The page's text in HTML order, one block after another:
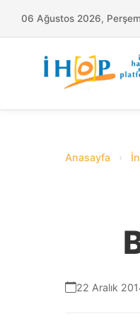
06 Ağustos 2026,
Anasayfa ›
22 Aralık